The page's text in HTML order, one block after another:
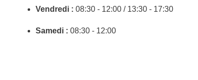
Vendredi : 08:30 - 12:00 / 13:30 - 17:30
Samedi : 08:30 - 12:00